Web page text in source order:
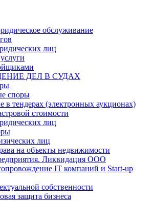
обслуживание
лиц
ДЕЛ В СУДАХ
споры
в тендерах (электронных аукционах)
стоимости
лиц
лиц
на объекты недвижимости
Ликвидация ООО
IT компаний и Start-up
собственности
защита бизнеса